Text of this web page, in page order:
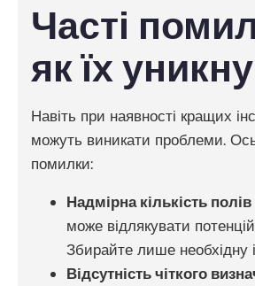
Часті
як їх
Навіть при наявності кращих
можуть виникати проблеми.
помилки:
Надмірна кількість
може відлякувати
Збирайте лише необхідну
Відсутність чіткого